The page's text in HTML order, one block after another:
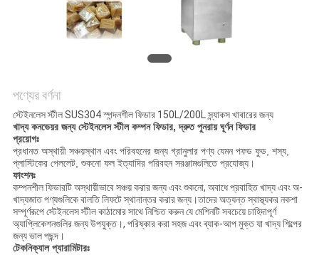
SITEMAP
নীতি
পণ্যের বর্ণনা
স্টেইনলেস স্টীল SUS304 স্পন্দনশীল ফিডার 150L/200L স্ন্যাকস খাবারের জন্য
খাদ্য কনভেয়র জন্য স্টেইনলেস স্টীল কম্পন ফিডার, দ্রুত পুনরায় ঘূর্ণন ফিডার
প্রয়োগঃ
প্রধানত অস্থায়ী সঞ্চয়স্থান এবং পরিবহনের জন্য গ্রানুলার পণ্য যেমন পফড ফুড, শস্য,
প্লাস্টিকের পেললেট, শুকনো ফল ইত্যাদির পরিবহন সরঞ্জামগুলিতে প্রযোজ্য।
ফাংশনঃ
কম্পনশীল ফিডারটি অস্থায়ীভাবে সঞ্চয় করার জন্য এবং শুকনো, অবাধে প্রবাহিত খাদ্য এবং অ-
খাদ্যজাত পণ্যগুলিকে বালতি লিফটে স্থানান্তর করার জন্য।তাদের অত্যন্ত স্বাস্থ্যকর নকশা
সম্পূর্ণরূপে স্টেইনলেস স্টীল কাঠামোর সাথে নিশ্চিত করুন যে মেশিনটি সবচেয়ে চাহিদাপূর্ণ
অ্যাপ্লিকেশনগুলির জন্য উপযুক্ত।, পরিষ্কার করা সহজ এবং ব্যাক-আপ মুক্ত যা খাদ্য শিল্পের
জন্য ভাল পছন্দ।
টেকনিক্যাল প্যারামিটারঃ